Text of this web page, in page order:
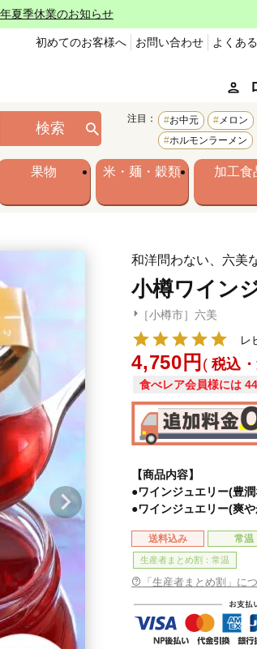
夏季休業のお知らせ
初めてのお客様へ お問い合わせ よくあ
検索
注目： お中元 メロン
ホルモンラーメン
果物 米・麺・穀類 加工食
和洋問わない、六美
小樽ワイン
［小樽市］六美
レ
4,750 税込
食べレア会員様には 44
【商品内容】
●ワインジュエリー(豊
●ワインジュエリー(爽
送料込み 常温
生産者まとめ割：常温
「生産者まとめ割」に